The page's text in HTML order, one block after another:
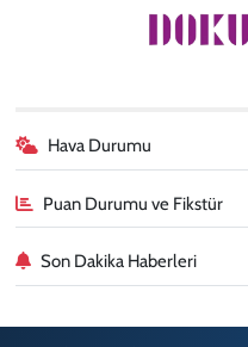
Hava Durumu
Puan Durumu ve Fikstür
Son Dakika Haberleri